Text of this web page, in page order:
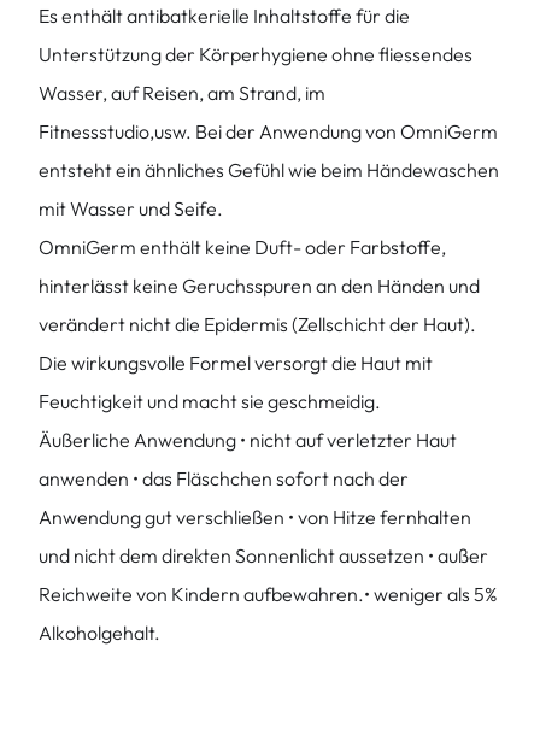
Es enthält antibatkerielle Inhaltstoffe für die
Unterstützung der Körperhygiene ohne fliessendes
Wasser, auf Reisen, am Strand, im
Fitnessstudio,usw. Bei der Anwendung von OmniGerm
entsteht ein ähnliches Gefühl wie beim Händewaschen
mit Wasser und Seife.
OmniGerm enthält keine Duft- oder Farbstoffe,
hinterlässt keine Geruchsspuren an den Händen und
verändert nicht die Epidermis (Zellschicht der Haut).
Die wirkungsvolle Formel versorgt die Haut mit
Feuchtigkeit und macht sie geschmeidig.
Äußerliche Anwendung • nicht auf verletzter Haut
anwenden • das Fläschchen sofort nach der
Anwendung gut verschließen • von Hitze fernhalten
und nicht dem direkten Sonnenlicht aussetzen • außer
Reichweite von Kindern aufbewahren.• weniger als 5%
Alkoholgehalt.